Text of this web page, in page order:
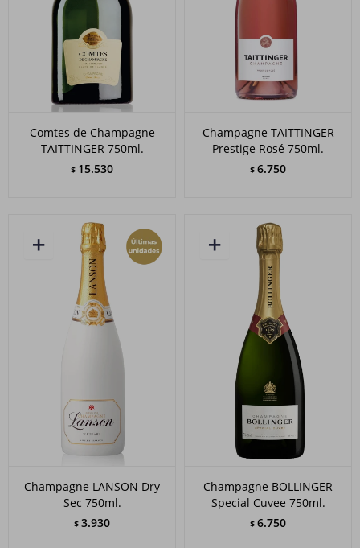
Comtes de Champagne
TAITTINGER 750ml.
$ 15.530
Champagne TAITTINGER
Prestige Rosé 750ml.
$ 6.750
Champagne LANSON Dry
Sec 750ml.
$ 3.930
Champagne BOLLINGER
Special Cuvee 750ml.
$ 6.750